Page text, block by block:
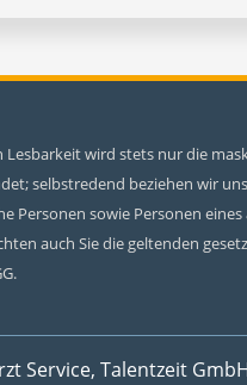
Lesbarkeit wird stets nur die
selbstredend beziehen wir
Personen sowie Personen eines
auch Sie die geltenden
Service, Talentzeit